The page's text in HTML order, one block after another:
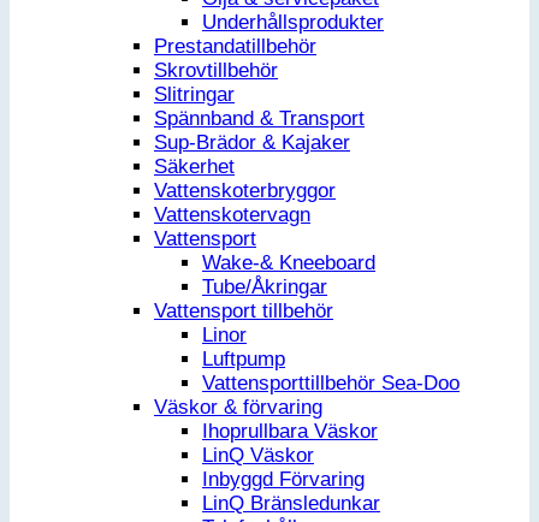
Underhållsprodukter
Prestandatillbehör
Skrovtillbehör
Slitringar
Spännband & Transport
Sup-Brädor & Kajaker
Säkerhet
Vattenskoterbryggor
Vattenskotervagn
Vattensport
Wake-& Kneeboard
Tube/Åkringar
Vattensport tillbehör
Linor
Luftpump
Vattensporttillbehör Sea-Doo
Väskor & förvaring
Ihoprullbara Väskor
LinQ Väskor
Inbyggd Förvaring
LinQ Bränsledunkar